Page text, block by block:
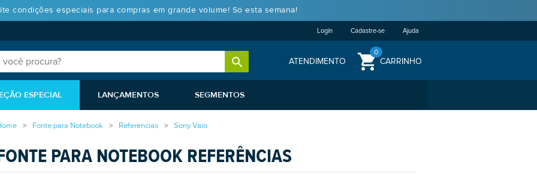
condições especiais para compras em grande volume! Só esta semana!
Login Cadastre-se Ajuda
ATENDIMENTO CARRINHO
0
ESPECIAL LANÇAMENTOS SEGMENTOS
Fonte para Notebook Referências Sony Vaio
PARA NOTEBOOK REFERÊNCIAS